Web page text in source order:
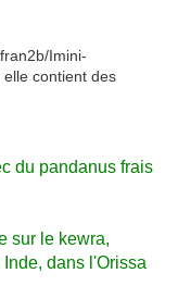
du pandanus frais
sur le kewra,
dans l'Orissa